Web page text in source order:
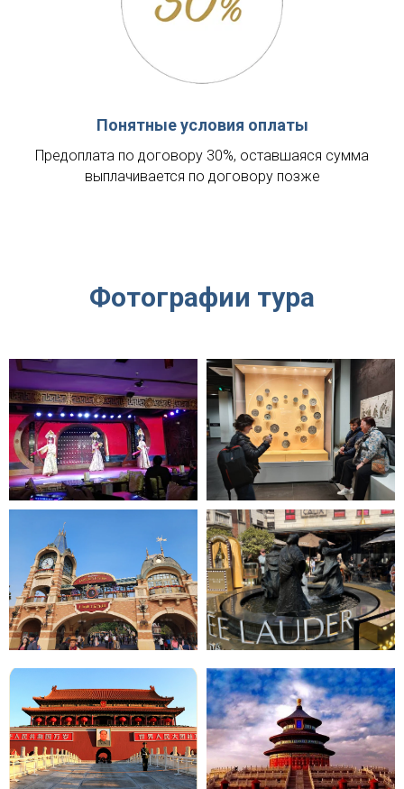
Понятные условия оплаты
Предоплата по договору 30%, оставшаяся сумма
выплачивается по договору позже
Фотографии тура